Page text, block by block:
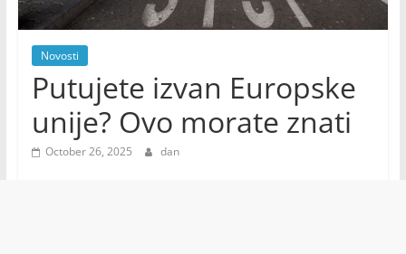
Novosti
Putujete izvan Europske
unije? Ovo morate znati
October 26, 2025 dan